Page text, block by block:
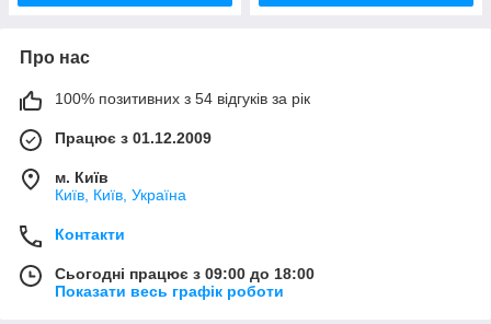
Про нас
100% позитивних з 54 відгуків за рік
Працює з 01.12.2009
м. Київ
Київ, Київ, Україна
Контакти
Сьогодні працює з 09:00 до 18:00
Показати весь графік роботи